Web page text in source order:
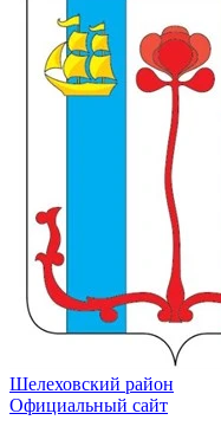
Шелеховский район
Официальный сайт